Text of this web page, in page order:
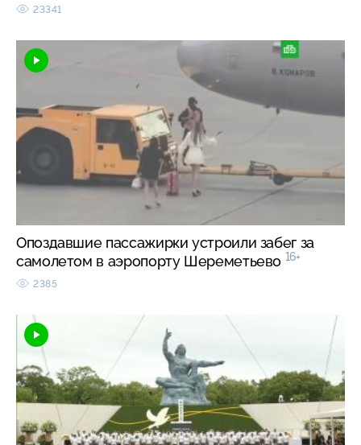
23341
Опоздавшие пассажирки устроили забег за
самолетом в аэропорту Шереметьево 16+
2385